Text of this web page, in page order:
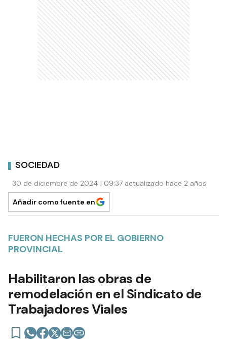
SOCIEDAD
30 de diciembre de 2024 | 09:37 actualizado hace 2 años
Añadir como fuente en
FUERON HECHAS POR EL GOBIERNO
PROVINCIAL
Habilitaron las obras de
remodelación en el Sindicato de
Trabajadores Viales